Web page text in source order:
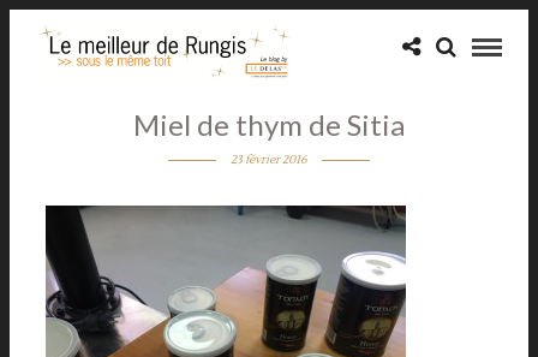
Miel de thym de Sitia
23 février 2016